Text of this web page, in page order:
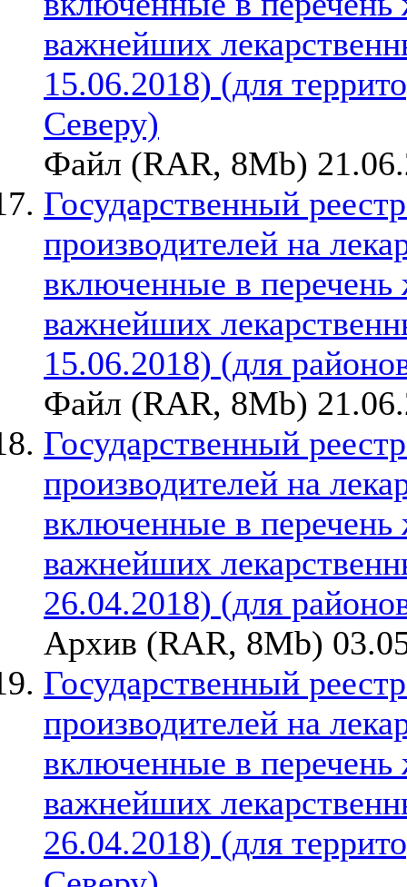
важнейших
15.06.2018) (для
Северу)
Файл (RAR, 8Mb)
Государственный
производителей на
включенные в
важнейших
15.06.2018) (для
Файл (RAR, 8Mb)
Государственный
производителей на
включенные в
важнейших
26.04.2018) (для
Архив (RAR, 8Mb)
Государственный
производителей на
включенные в
важнейших
26.04.2018) (для